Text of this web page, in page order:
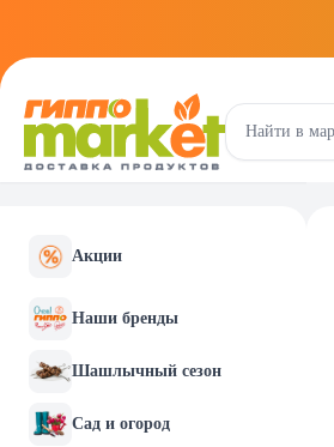
Акции
Наши бренды
Шашлычный сезон
Сад и огород